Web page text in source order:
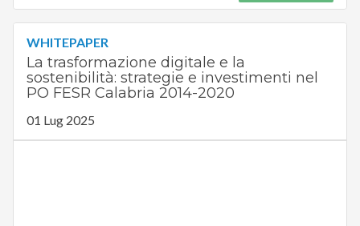
WHITEPAPER
La trasformazione digitale e la
sostenibilità: strategie e investimenti nel
PO FESR Calabria 2014-2020
01 Lug 2025